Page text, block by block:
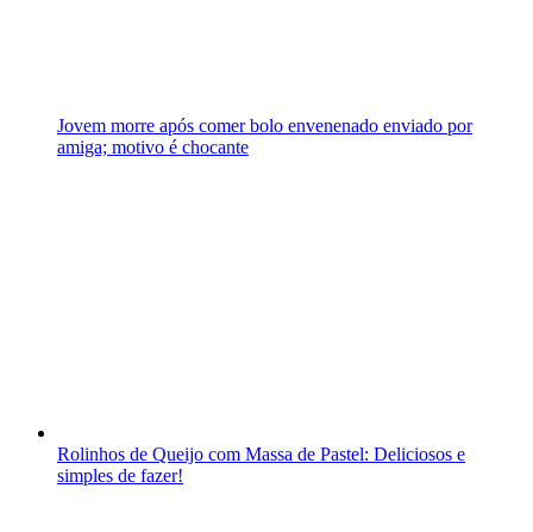
Jovem morre após comer bolo envenenado enviado por
amiga; motivo é chocante
Rolinhos de Queijo com Massa de Pastel: Deliciosos e
simples de fazer!